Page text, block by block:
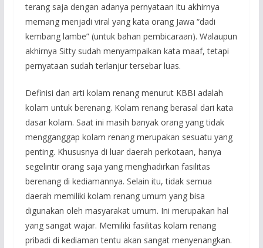
terang saja dengan adanya pernyataan itu akhirnya
memang menjadi viral yang kata orang Jawa “dadi
kembang lambe” (untuk bahan pembicaraan). Walaupun
akhirnya Sitty sudah menyampaikan kata maaf, tetapi
pernyataan sudah terlanjur tersebar luas.
Definisi dan arti kolam renang menurut KBBI adalah
kolam untuk berenang. Kolam renang berasal dari kata
dasar kolam. Saat ini masih banyak orang yang tidak
mengganggap kolam renang merupakan sesuatu yang
penting. Khususnya di luar daerah perkotaan, hanya
segelintir orang saja yang menghadirkan fasilitas
berenang di kediamannya. Selain itu, tidak semua
daerah memiliki kolam renang umum yang bisa
digunakan oleh masyarakat umum. Ini merupakan hal
yang sangat wajar. Memiliki fasilitas kolam renang
pribadi di kediaman tentu akan sangat menyenangkan.